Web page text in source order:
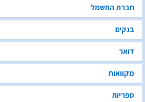
חברת החשמל
בנקים
דואר
מקוואות
ספריות